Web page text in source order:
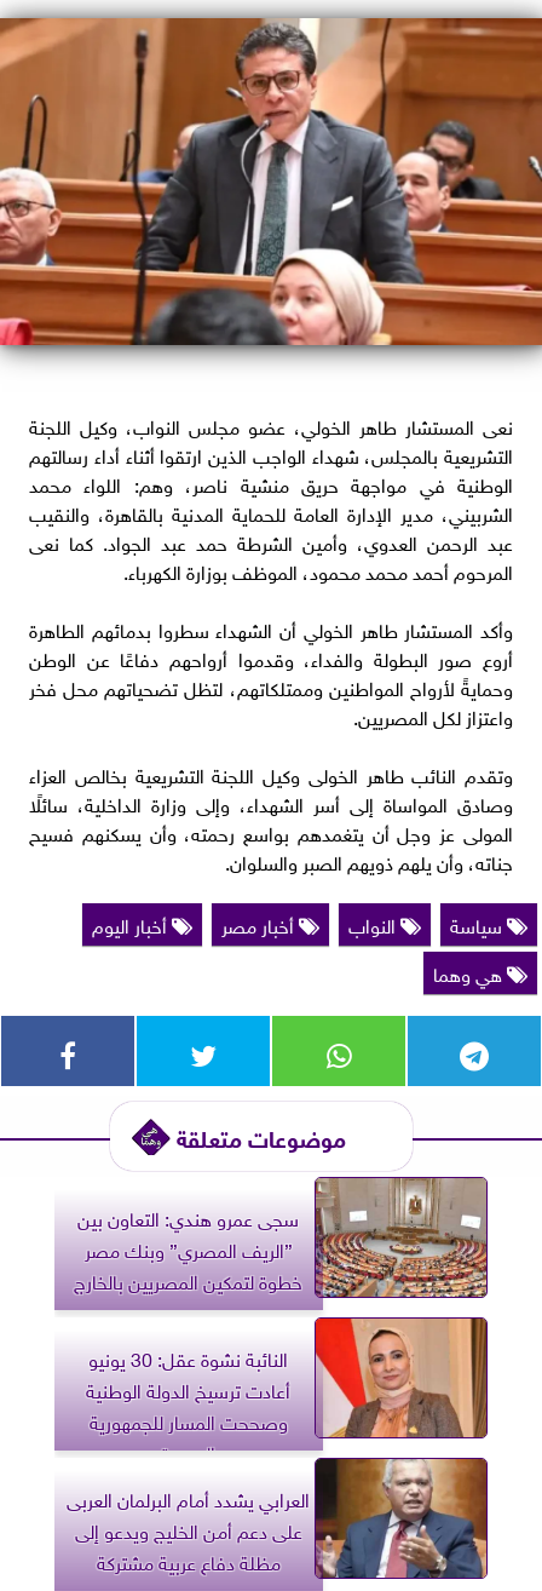
نعى المستشار طاهر الخولي، عضو مجلس النواب، وكيل اللجنة
التشريعية بالمجلس، شهداء الواجب الذين ارتقوا أثناء أداء رسالتهم
الوطنية في مواجهة حريق منشية ناصر، وهم: اللواء محمد
الشربيني، مدير الإدارة العامة للحماية المدنية بالقاهرة، والنقيب
عبد الرحمن العدوي، وأمين الشرطة حمد عبد الجواد. كما نعى
المرحوم أحمد محمد محمود، الموظف بوزارة الكهرباء.
وأكد المستشار طاهر الخولي أن الشهداء سطروا بدمائهم الطاهرة
أروع صور البطولة والفداء، وقدموا أرواحهم دفاعًا عن الوطن
وحمايةً لأرواح المواطنين وممتلكاتهم، لتظل تضحياتهم محل فخر
واعتزاز لكل المصريين.
وتقدم النائب طاهر الخولى وكيل اللجنة التشريعية بخالص العزاء
وصادق المواساة إلى أسر الشهداء، وإلى وزارة الداخلية، سائلًا
المولى عز وجل أن يتغمدهم بواسع رحمته، وأن يسكنهم فسيح
جناته، وأن يلهم ذويهم الصبر والسلوان.
سياسة
النواب أخبار مصر
أخبار اليوم
هي وهما
موضوعات متعلقة
سجى عمرو هندي: التعاون بين
”الريف المصري” وبنك مصر
خطوة لتمكين المصريين بالخارج
النائبة نشوة عقل: 30 يونيو
أعادت ترسيخ الدولة الوطنية
وصححت المسار للجمهورية
الجديدة
العرابي يشدد أمام البرلمان العربى
على دعم أمن الخليج ويدعو إلى
مظلة دفاع عربية مشتركة